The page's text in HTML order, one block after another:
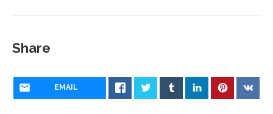
Share
EMAIL